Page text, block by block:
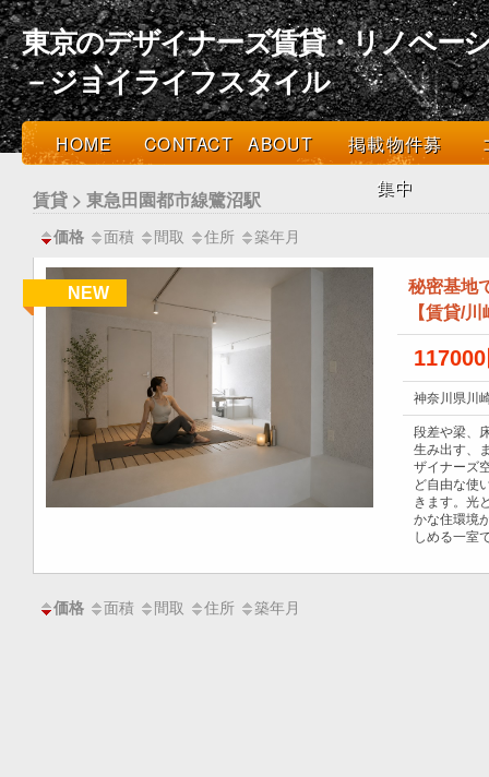
東京のデザイナーズ賃貸・リノベー
－ジョイライフスタイル
HOME CONTACT ABOUT
掲載物件募
集中
賃貸 > 東急田園都市線鷺沼駅
価格 面積 間取 住所 築年月
NEW
秘密基地
【賃貸/
神奈川県川
段差や梁、
生み出す、
ザイナーズ
ど自由な使
きます。光
かな住環境
しめる一室
価格 面積 間取 住所 築年月